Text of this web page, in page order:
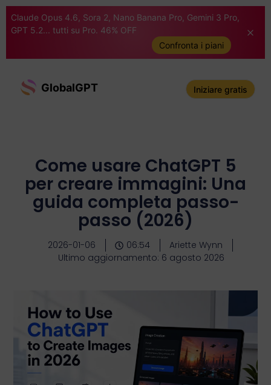
Claude Opus 4.6, Sora 2, Nano Banana Pro, Gemini 3 Pro,
GPT 5.2... tutti su Pro. 46% OFF
Confronta i piani
GlobalGPT Iniziare gratis
Come usare ChatGPT 5
per creare immagini: Una
guida completa passo-
passo (2026)
2026-01-06 06:54
Ariette Wynn
Ultimo aggiornamento: 6 agosto 2026